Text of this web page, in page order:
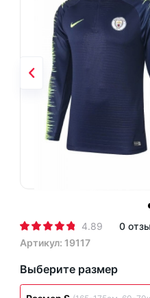
4.89
0
Артикул: 19117
Выберите размер